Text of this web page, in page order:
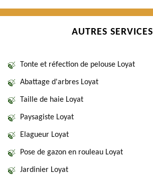
AUTRES SERVICES
Tonte et réfection de pelouse Loyat
Abattage d'arbres Loyat
Taille de haie Loyat
Paysagiste Loyat
Elagueur Loyat
Pose de gazon en rouleau Loyat
Jardinier Loyat